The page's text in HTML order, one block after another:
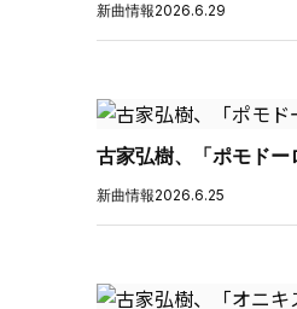
新曲情報2026.6.29
古家弘樹、「ポモドー
新曲情報2026.6.25